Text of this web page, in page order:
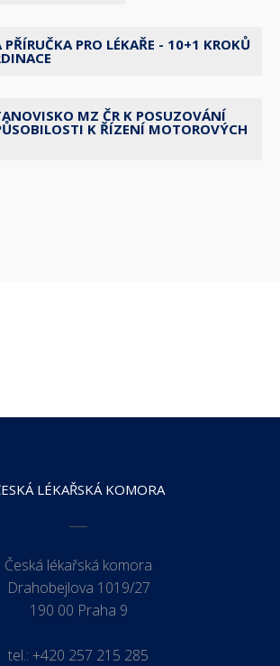
PŘÍRUČKA PRO LÉKAŘE - 10+1 KROKŮ
MZ ČR K POSUZOVÁNÍ
K ŘÍZENÍ MOTOROVÝCH
LÉKAŘSKÁ KOMORA
Česká lékařská komora
Drahobejlova 1019/27
190 00 Praha 9
tel.: +420 257 215 285